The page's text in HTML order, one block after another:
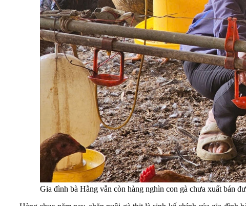
Gia đình bà Hằng vẫn còn hàng nghìn con gà chưa xuất bán